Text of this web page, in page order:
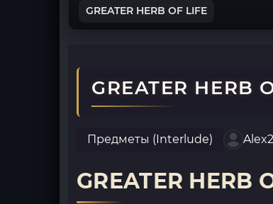
GREATER HERB OF LIFE
GREATER HERB
Предметы (Interlude) Alex
GREATER HERB